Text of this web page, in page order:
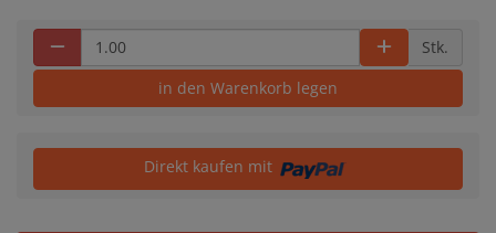
Stk.
in den Warenkorb legen
Direkt kaufen mit